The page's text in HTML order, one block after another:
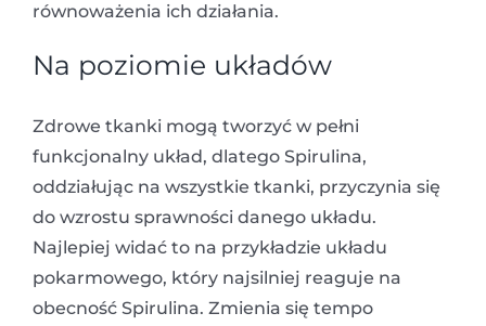
równoważenia ich działania.
Na poziomie układów
Zdrowe tkanki mogą tworzyć w pełni
funkcjonalny układ, dlatego Spirulina,
oddziałując na wszystkie tkanki, przyczynia się
do wzrostu sprawności danego układu.
Najlepiej widać to na przykładzie układu
pokarmowego, który najsilniej reaguje na
obecność Spirulina. Zmienia się tempo